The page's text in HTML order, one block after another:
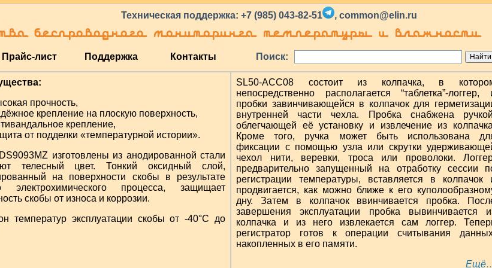
Техническая поддержка: +7 (985) 043-82-51 , common@elin.ru
беспроводного мониторинга температуры и влажности
Прайс-лист Поддержка Контакты Поиск:
прочность,
крепление на плоскую поверхность,
крепление,
от подделки «температурной истории».
изготовлены из анодированной стали
телесный цвет. Тонкий оксидный слой,
на поверхности скобы в результате
электрохимического процесса, защищает
скобы от износа и коррозии.
температур эксплуатации скобы от -40°C до
SL50-ACC08 состоит из колпачка, в
непосредственно располагается “таблетка”-логгер,
пробки завинчивающейся в колпачок для
внутренней части чехла. Пробка снабжена
облегчающей её установку и извлечение из
Кроме того, ручка может быть использована
фиксации с помощью узла или скрутки
чехол нити, веревки, троса или проволоки.
предварительно запущенный на отработку сессии
регистрации температуры, вставляется в колпачок
продвигается, как можно ближе к его
дну. Затем в колпачок ввинчивается пробка.
завершения эксплуатации пробка вывинчивается
колпачка и из него извлекается сам логгер.
регистратор готов к операции считывания
накопленных в его памяти.